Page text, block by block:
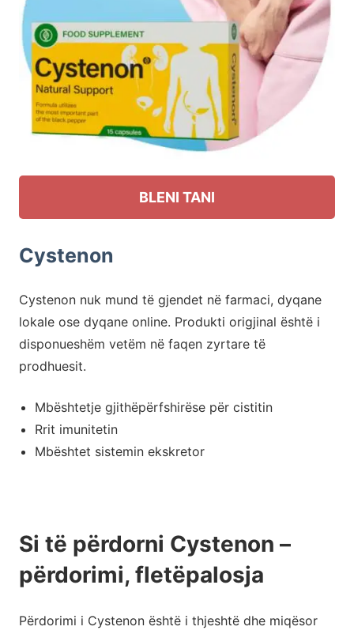
Cystenon
Cystenon nuk mund të gjendet në farmaci, dyqane
lokale ose dyqane online. Produkti origjinal është i
disponueshëm vetëm në faqen zyrtare të
prodhuesit.
Mbështetje gjithëpërfshirëse për cistitin
Rrit imunitetin
Mbështet sistemin ekskretor
BLENI TANI
Si të përdorni Cystenon –
përdorimi, fletëpalosja
Përdorimi i Cystenon është i thjeshtë dhe miqësor